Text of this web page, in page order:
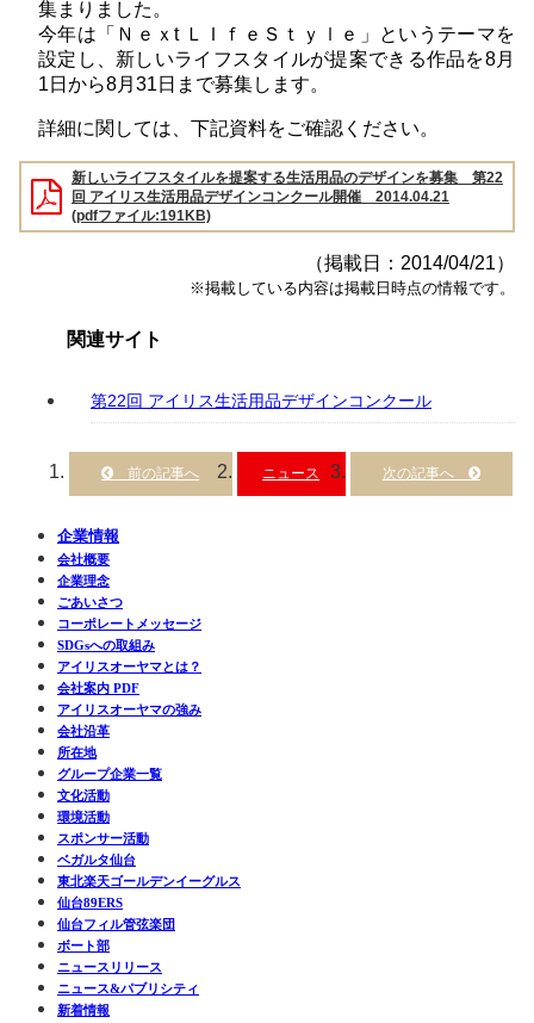
集まりました。
今年は「Ｎｅｘt ＬＩｆｅＳｔｙｌｅ」というテーマを
設定し、新しいライフスタイルが提案できる作品を8月
1日から8月31日まで募集します。
詳細に関しては、下記資料をご確認ください。
新しいライフスタイルを提案する生活用品のデザインを募集 第22
回 アイリス生活用品デザインコンクール開催 2014.04.21
(pdfファイル:191KB)
（掲載日：2014/04/21）
※掲載している内容は掲載日時点の情報です。
関連サイト
第22回 アイリス生活用品デザインコンクール
ニュース
企業情報
会社概要
企業理念
ごあいさつ
コーポレートメッセージ
SDGsへの取組み
アイリスオーヤマとは？
会社案内 PDF
アイリスオーヤマの強み
会社沿革
所在地
グループ企業一覧
文化活動
環境活動
スポンサー活動
ベガルタ仙台
東北楽天ゴールデンイーグルス
仙台89ERS
仙台フィル管弦楽団
ボート部
ニュースリリース
ニュース&パブリシティ
新着情報